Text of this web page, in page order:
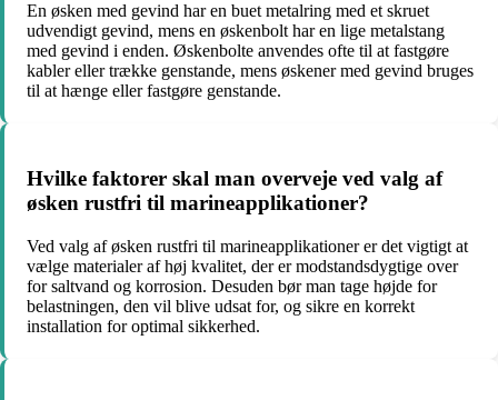
En øsken med gevind har en buet metalring med et skruet
udvendigt gevind, mens en øskenbolt har en lige metalstang
med gevind i enden. Øskenbolte anvendes ofte til at fastgøre
kabler eller trække genstande, mens øskener med gevind bruges
til at hænge eller fastgøre genstande.
Hvilke faktorer skal man overveje ved valg af
øsken rustfri til marineapplikationer?
Ved valg af øsken rustfri til marineapplikationer er det vigtigt at
vælge materialer af høj kvalitet, der er modstandsdygtige over
for saltvand og korrosion. Desuden bør man tage højde for
belastningen, den vil blive udsat for, og sikre en korrekt
installation for optimal sikkerhed.